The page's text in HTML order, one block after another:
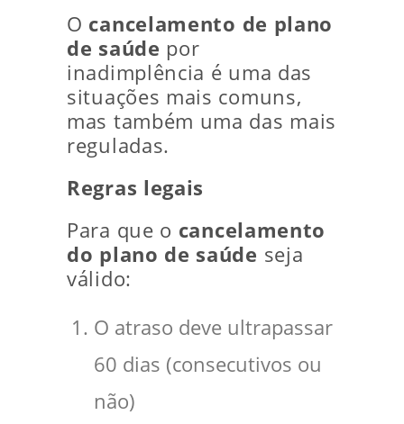
O cancelamento de plano
de saúde por
inadimplência é uma das
situações mais comuns,
mas também uma das mais
reguladas.
Regras legais
Para que o cancelamento
do plano de saúde seja
válido:
O atraso deve ultrapassar
60 dias (consecutivos ou
não)